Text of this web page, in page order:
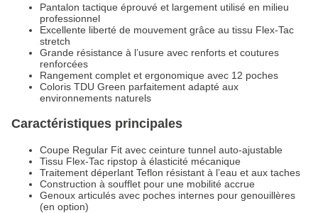
Pantalon tactique éprouvé et largement utilisé en milieu
professionnel
Excellente liberté de mouvement grâce au tissu Flex-Tac
stretch
Grande résistance à l’usure avec renforts et coutures
renforcées
Rangement complet et ergonomique avec 12 poches
Coloris TDU Green parfaitement adapté aux
environnements naturels
Caractéristiques principales
Coupe Regular Fit avec ceinture tunnel auto-ajustable
Tissu Flex-Tac ripstop à élasticité mécanique
Traitement déperlant Teflon résistant à l’eau et aux taches
Construction à soufflet pour une mobilité accrue
Genoux articulés avec poches internes pour genouillères
(en option)